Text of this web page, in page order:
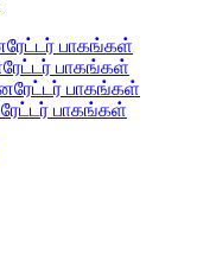
பாகங்கள்
பாகங்கள்
பாகங்கள்
பாகங்கள்